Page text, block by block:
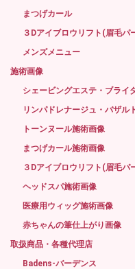
まつげカール
３Dアイブロウリフト(眉毛パ
メンズメニュー
施術画像
シェービングエステ・ブライ
リンパドレナージュ・バザル
トーンヌール施術画像
まつげカール施術画像
３Dアイブロウリフト(眉毛パ
ヘッドスパ施術画像
医療用ウィッグ施術画像
赤ちゃんの筆仕上がり画像
取扱商品・各種代理店
Badens-バーデンス